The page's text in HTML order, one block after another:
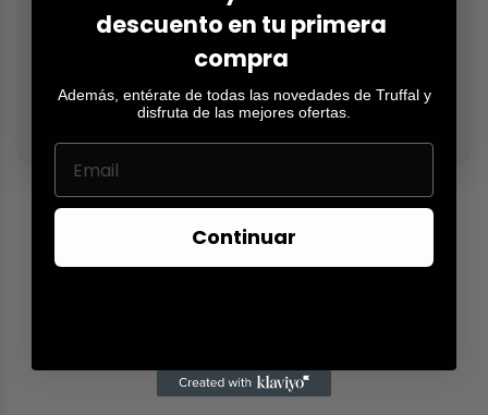
Envíos
descuento en tu primera
compra
Además, entérate de todas las novedades de Truffal y
disfruta de las mejores ofertas.
Continuar